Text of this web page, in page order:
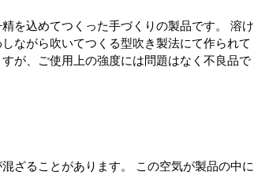
を込めてつくった手づくりの製品です。 溶け
ながら吹いてつくる型吹き製法にて作られて
が、ご使用上の強度には問題はなく不良品で
ざることがあります。 この空気が製品の中に